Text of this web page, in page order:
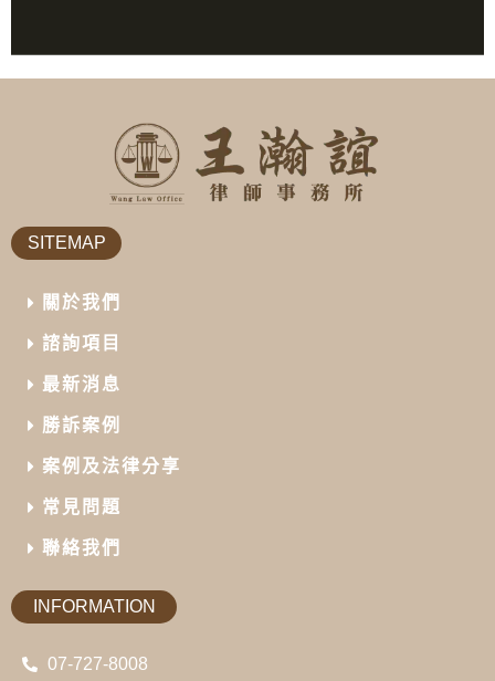
SITEMAP
關於我們
諮詢項目
最新消息
勝訴案例
案例及法律分享
常見問題
聯絡我們
INFORMATION
07-727-8008